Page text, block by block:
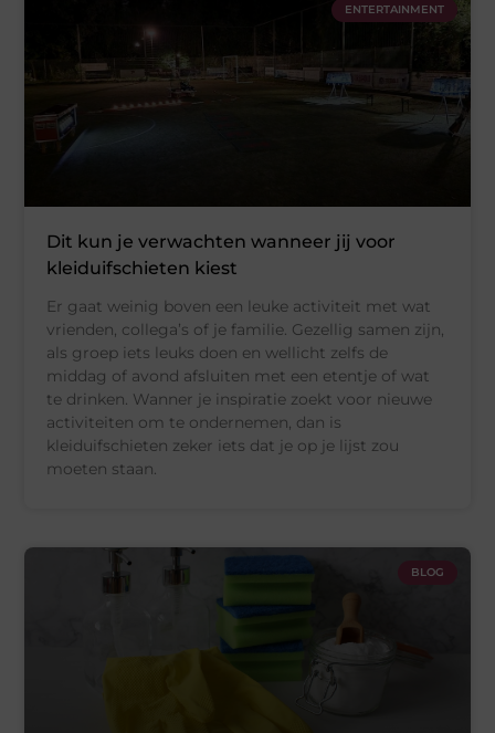
ENTERTAINMENT
Dit kun je verwachten wanneer jij voor
kleiduifschieten kiest
Er gaat weinig boven een leuke activiteit met wat
vrienden, collega’s of je familie. Gezellig samen zijn,
als groep iets leuks doen en wellicht zelfs de
middag of avond afsluiten met een etentje of wat
te drinken. Wanner je inspiratie zoekt voor nieuwe
activiteiten om te ondernemen, dan is
kleiduifschieten zeker iets dat je op je lijst zou
moeten staan.
BLOG